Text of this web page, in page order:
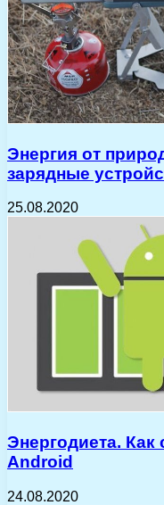
Энергия от
зарядные
25.08.2020
Энергодиета. Как
Android
24.08.2020